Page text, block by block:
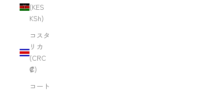
(KES
KSh)
コスタ
リカ
(CRC
₡)
コート